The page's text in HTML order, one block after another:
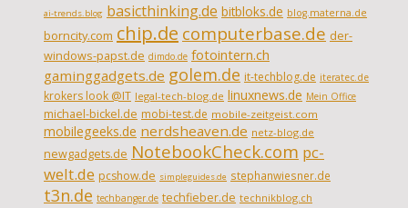
ai-trends.blog basicthinking.de bitbloks.de blog.materna.de
borncity.com chip.de computerbase.de der-
windows-papst.de dimdo.de fotointern.ch
gaminggadgets.de golem.de it-techblog.de iteratec.de
krokers look @IT legal-tech-blog.de linuxnews.de Mein Office
michael-bickel.de mobi-test.de mobile-zeitgeist.com
mobilegeeks.de nerdsheaven.de netz-blog.de
newgadgets.de NotebookCheck.com pc-
welt.de pcshow.de simpleguides.de stephanwiesner.de
t3n.de techbanger.de techfieber.de technikblog.ch